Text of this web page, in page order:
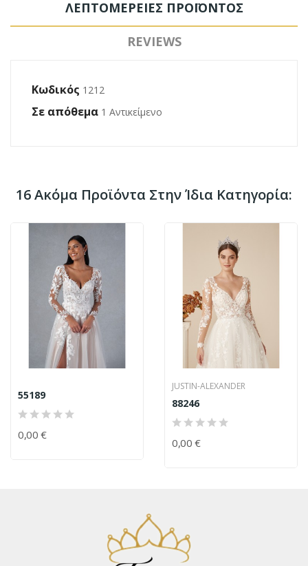
ΛΕΠΤΟΜΈΡΕΙΕΣ ΠΡΟΪΌΝΤΟΣ
REVIEWS
Κωδικός 1212
Σε απόθεμα 1 Αντικείμενο
16 Ακόμα Προϊόντα Στην Ίδια Κατηγορία:
55189
0,00 €
JUSTIN-ALEXANDER
88246
0,00 €